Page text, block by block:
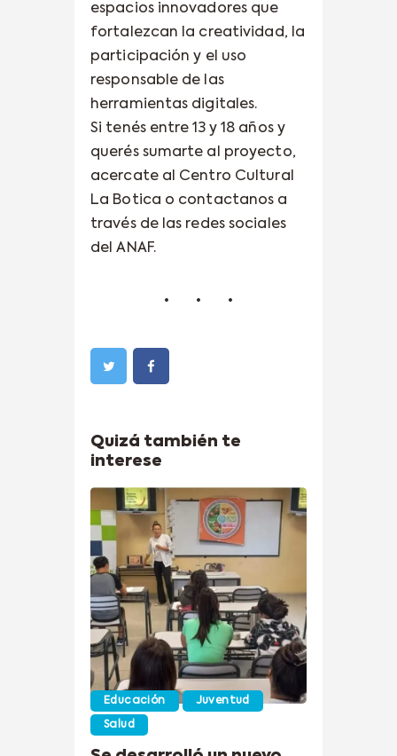
espacios innovadores que
fortalezcan la creatividad, la
participación y el uso
responsable de las
herramientas digitales.
Si tenés entre 13 y 18 años y
querés sumarte al proyecto,
acercate al Centro Cultural
La Botica o contactanos a
través de las redes sociales
del ANAF.
Quizá también te
interese
Educación Juventud
Salud